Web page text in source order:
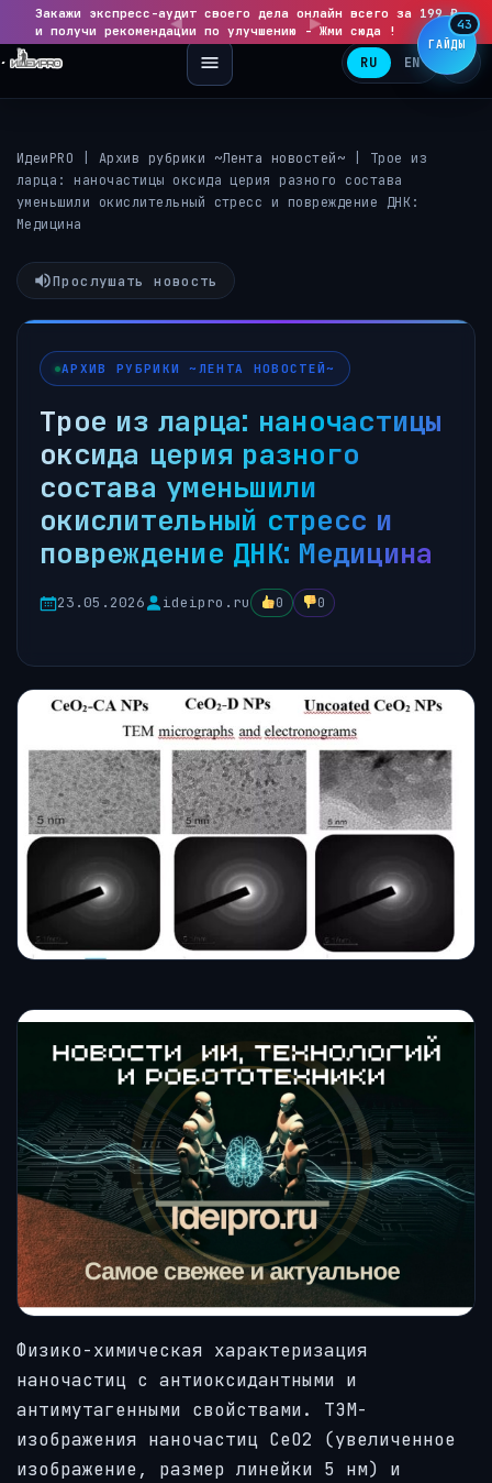
◀
Закажи экспресс-аудит своего дела онлайн всего за 199 ₽
и получи рекомендации по улучшению - Жми сюда !
▶
RU EN
ИдеиPRO Архив рубрики ~Лента новостей~
Трое из
ларца: наночастицы оксида церия разного состава
уменьшили окислительный стресс и повреждение ДНК:
Медицина
Прослушать новость
АРХИВ РУБРИКИ ~ЛЕНТА НОВОСТЕЙ~
Трое из ларца: наночастицы
оксида церия разного
состава уменьшили
окислительный стресс и
повреждение ДНК: Медицина
23.05.2026 ideipro.ru 0 0
Физико-химическая характеризация
наночастиц с антиоксидантными и
антимутагенными свойствами. ТЭМ-
изображения наночастиц CeO2 (увеличенное
изображение, размер линейки 5 нм) и
ГАЙДЫ
43